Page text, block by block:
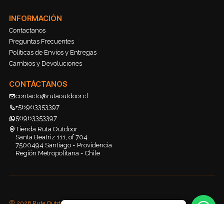
INFORMACIÓN
Contactanos
Preguntas Frecuentes
Políticas de Envíos y Entregas
Cambios y Devoluciones
CONTÁCTANOS
contacto@rutaoutdoor.cl
+56963353397
56963353397
Tienda Ruta Outdoor
Santa Beatriz 111, of 704
7500494 Santiago - Providencia
Región Metropolitana - Chile